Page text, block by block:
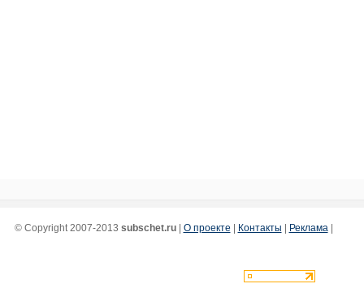
© Copyright 2007-2013 subschet.ru| О проекте Контакты Реклама|